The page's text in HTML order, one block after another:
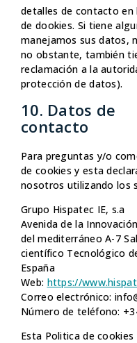
detalles de contacto
de dookies. Si tiene
manejamos sus datos,
no obstante, también
reclamación a la
protección de datos).
10. Datos de
contacto
Para preguntas y/o
de cookies y esta
nosotros utilizando los
Grupo Hispatec IE, s.a
Avenida de la
del mediterráneo A-7
científico Tecnológico
España
Web: https://
Correo electrónico:
Número de teléfono:
Esta Politica de